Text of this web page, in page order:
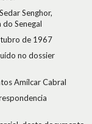
Senghor,
Senegal
de 1967
no dossier
Amílcar Cabral